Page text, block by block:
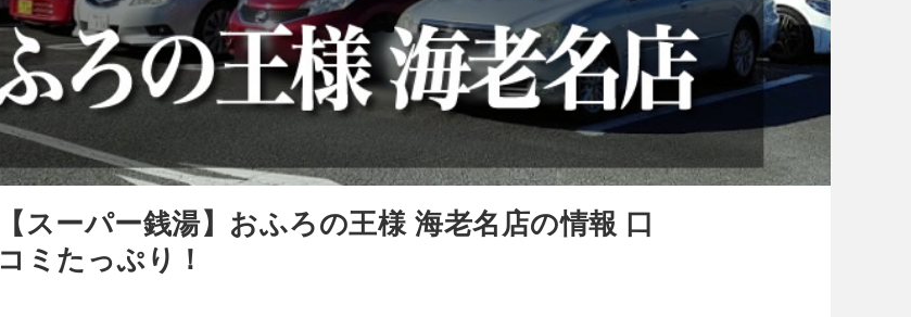
【スーパー銭湯】おふろの王様 海老名店の情報 口
コミたっぷり！